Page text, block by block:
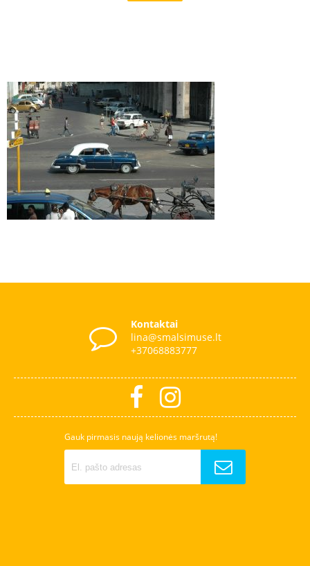
Kontaktai
lina@smalsimuse.lt
+37068883777
Gauk pirmasis naują kelionės maršrutą!